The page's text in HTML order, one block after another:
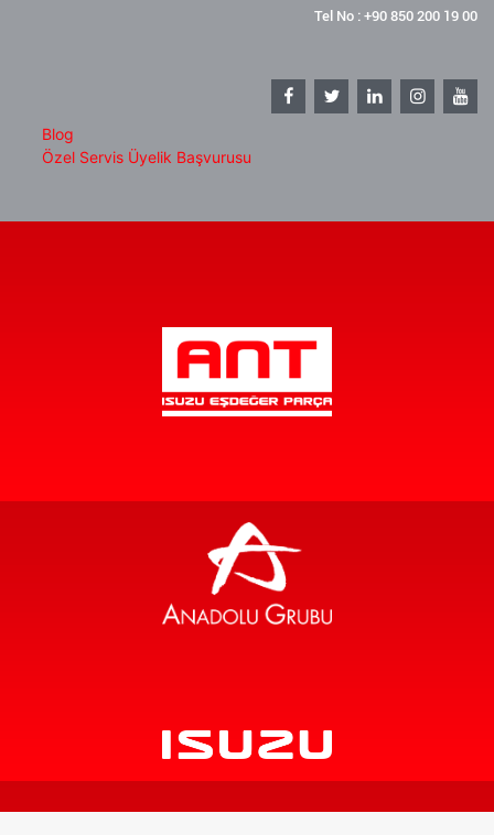
Tel No : +90 850 200 19 00
Blog
Özel Servis Üyelik Başvurusu